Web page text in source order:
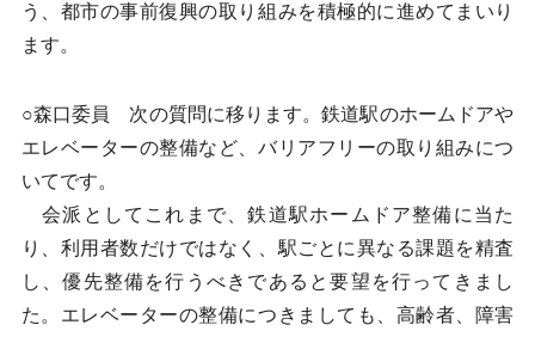
う、都市の事前復興の取り組みを積極的に進めてまいり
ます。
○森口委員 次の質問に移ります。鉄道駅のホームドアや
エレベーターの整備など、バリアフリーの取り組みにつ
いてです。
会派としてこれまで、鉄道駅ホームドア整備に当た
り、利用者数だけではなく、駅ごとに異なる課題を精査
し、優先整備を行うべきであると要望を行ってきまし
た。エレベーターの整備につきましても、高齢者、障害